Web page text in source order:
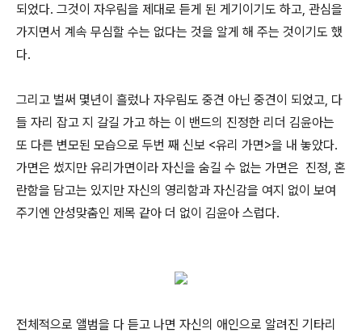
되었다. 그것이 자우림을 제대로 듣게 된 게기이기도 하고, 관심을
가지면서 계속 무심할 수는 없다는 것을 알게 해 주는 것이기도 했
다.
그리고 벌써 몇년이 흘렀나 자우림도 중견 아닌 중견이 되었고, 다
들 자리 잡고 지 갈길 가고 하는 이 밴드의 진정한 리더 김윤아는
또 다른 변모된 모습으로 두번 째 신보 <유리 가면>을 내 놓았다.
가면은 썼지만 유리가면이라 자신을 숨길 수 없는 가면은 진정, 혼
란함을 담고는 있지만 자신의 영리함과 자신감을 여지 없이 보여
주기엔 안성맞춤인 제목 같아 더 없이 김윤아 스럽다.
전체적으로 앨범을 다 듣고 나면 자신의 애인으로 알려진 기타리